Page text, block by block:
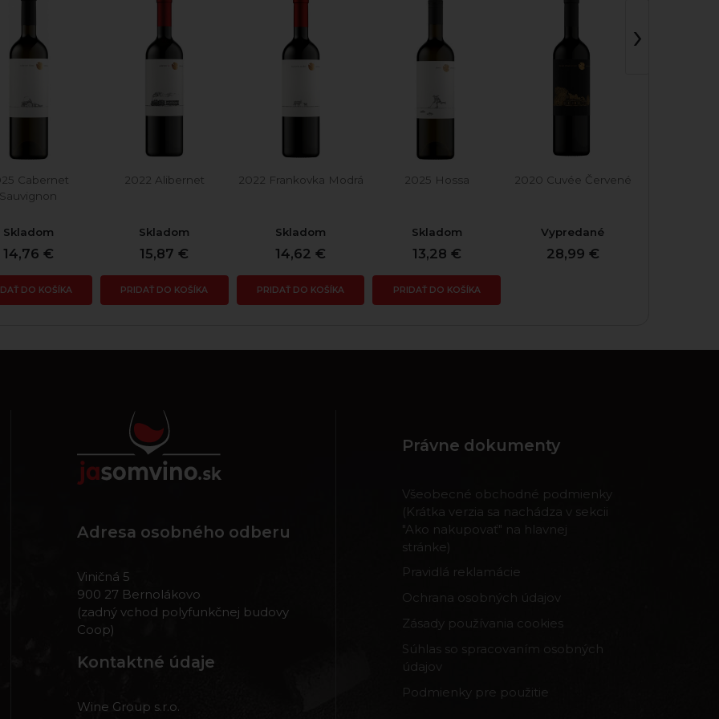
Cabernet
Sauvignon
Skladom
14,76 €
DO KOŠÍKA
2022 Alibernet
Skladom
15,87 €
PRIDAŤ DO KOŠÍKA
2022 Frankovka Modrá
Skladom
14,62 €
PRIDAŤ DO KOŠÍKA
2025 Hossa
Skladom
13,28 €
PRIDAŤ DO KOŠÍKA
2020 Cuvée Červené
Vypredané
28,99 €
›
Adresa osobného odberu
Viničná 5
900 27 Bernolákovo
(zadný vchod polyfunkčnej budovy
Coop)
Kontaktné údaje
Wine Group s.r.o.
Právne dokumenty
Všeobecné obchodné podmienky
(Krátka verzia sa nachádza v sekcii
"Ako nakupovať" na hlavnej
stránke)
Pravidlá reklamácie
Ochrana osobných údajov
Zásady používania cookies
Súhlas so spracovaním osobných
údajov
Podmienky pre použitie